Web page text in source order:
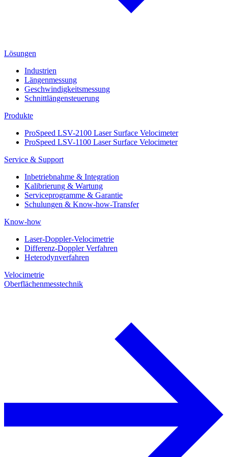
Lösungen
Industrien
Längenmessung
Geschwindigkeitsmessung
Schnittlängensteuerung
Produkte
ProSpeed LSV-2100 Laser Surface Velocimeter
ProSpeed LSV-1100 Laser Surface Velocimeter
Service & Support
Inbetriebnahme & Integration
Kalibrierung & Wartung
Serviceprogramme & Garantie
Schulungen & Know-how-Transfer
Know-how
Laser-Doppler-Velocimetrie
Differenz-Doppler Verfahren
Heterodynverfahren
Velocimetrie
Oberflächenmesstechnik